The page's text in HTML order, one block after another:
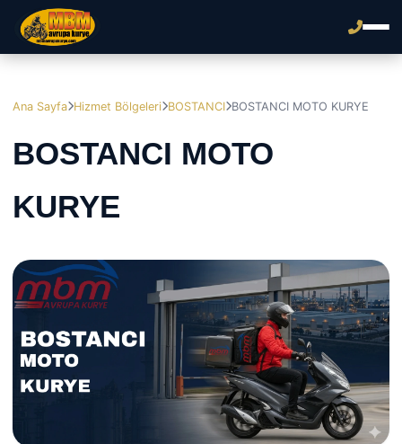
Ana Sayfa Hizmet Bölgeleri BOSTANCI BOSTANCI MOTO KURYE
BOSTANCI MOTO
KURYE